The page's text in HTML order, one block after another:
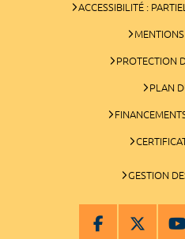
ACCESSIBILITÉ :
PROTECTION
PLAN
GESTION